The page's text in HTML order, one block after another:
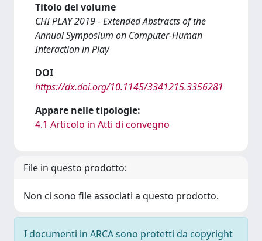
Titolo del volume
CHI PLAY 2019 - Extended Abstracts of the
Annual Symposium on Computer-Human
Interaction in Play
DOI
https://dx.doi.org/10.1145/3341215.3356281
Appare nelle tipologie:
4.1 Articolo in Atti di convegno
File in questo prodotto:
Non ci sono file associati a questo prodotto.
I documenti in ARCA sono protetti da copyright